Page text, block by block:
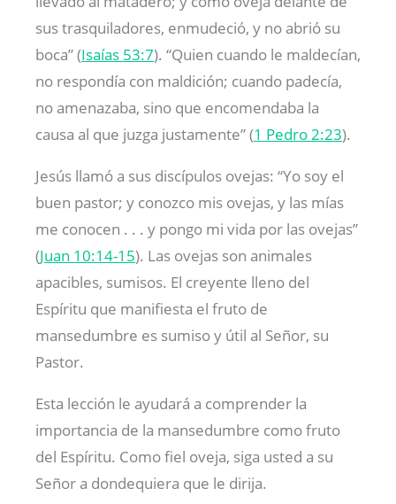
sus trasquiladores, enmudeció, y no abrió su
boca” (Isaías 53:7). “Quien cuando le maldecían,
no respondía con maldición; cuando padecía,
no amenazaba, sino que encomendaba la
causa al que juzga justamente” (1 Pedro 2:23).
Jesús llamó a sus discípulos ovejas: “Yo soy el
buen pastor; y conozco mis ovejas, y las mías
me conocen . . . y pongo mi vida por las ovejas”
(Juan 10:14-15). Las ovejas son animales
apacibles, sumisos. El creyente lleno del
Espíritu que manifiesta el fruto de
mansedumbre es sumiso y útil al Señor, su
Pastor.
Esta lección le ayudará a comprender la
importancia de la mansedumbre como fruto
del Espíritu. Como fiel oveja, siga usted a su
Señor a dondequiera que le dirija.